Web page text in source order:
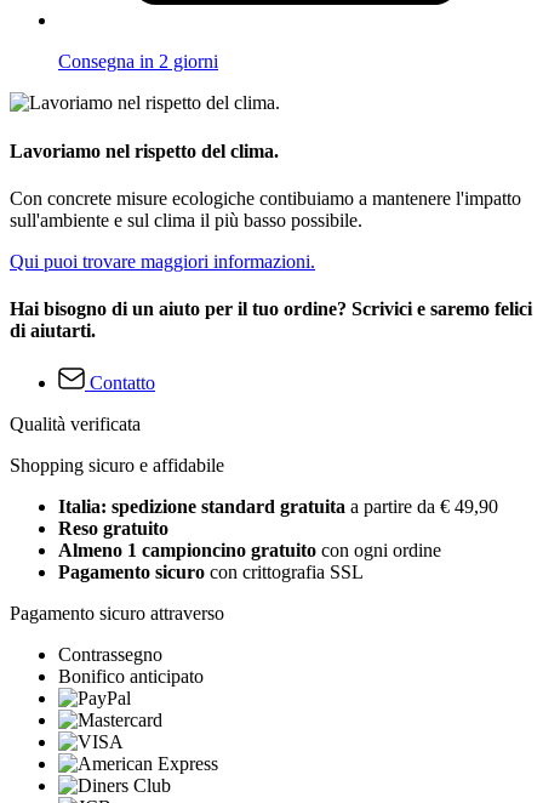
Consegna in 2 giorni
Lavoriamo nel rispetto del clima.
Con concrete misure ecologiche contibuiamo a mantenere l'impatto
sull'ambiente e sul clima il più basso possibile.
Qui puoi trovare maggiori informazioni.
Hai bisogno di un aiuto per il tuo ordine? Scrivici e saremo felici
di aiutarti.
Contatto
Qualità verificata
Shopping sicuro e affidabile
Italia: spedizione standard gratuita a partire da € 49,90
Reso gratuito
Almeno 1 campioncino gratuito con ogni ordine
Pagamento sicuro con crittografia SSL
Pagamento sicuro attraverso
Contrassegno
Bonifico anticipato